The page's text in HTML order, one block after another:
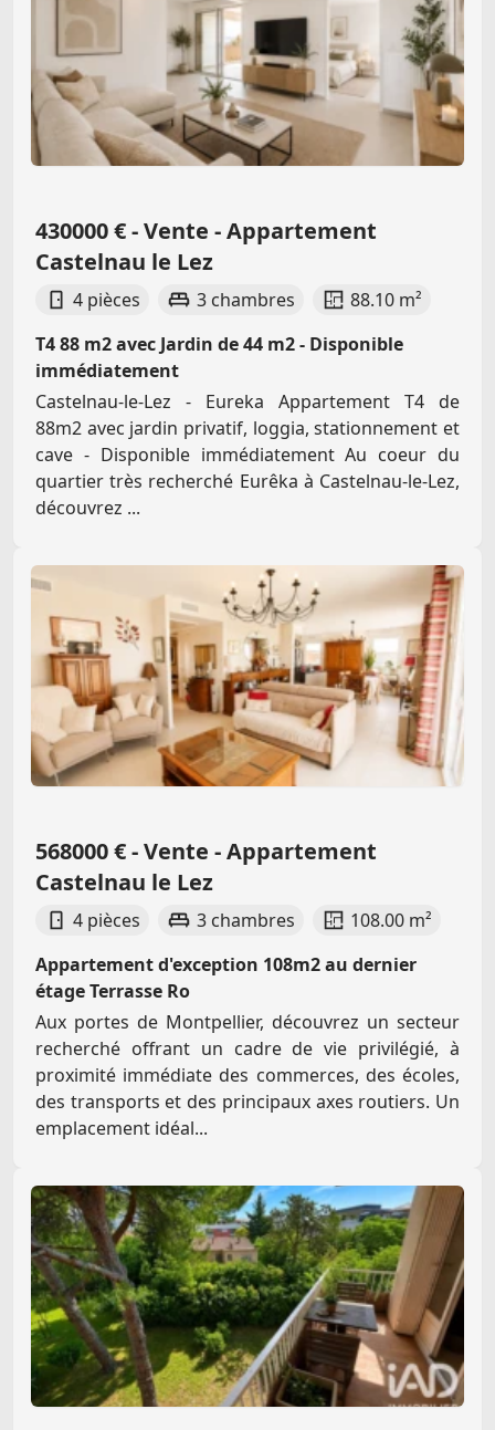
430000 € - Vente - Appartement
Castelnau le Lez
4 pièces 3 chambres
88.10 m²
T4 88 m2 avec Jardin de 44 m2 - Disponible
immédiatement
Castelnau-le-Lez - Eureka Appartement T4 de
88m2 avec jardin privatif, loggia, stationnement et
cave - Disponible immédiatement Au coeur du
quartier très recherché Eurêka à Castelnau-le-Lez,
découvrez ...
568000 € - Vente - Appartement
Castelnau le Lez
4 pièces 3 chambres
108.00 m²
Appartement d'exception 108m2 au dernier
étage Terrasse Ro
Aux portes de Montpellier, découvrez un secteur
recherché offrant un cadre de vie privilégié, à
proximité immédiate des commerces, des écoles,
des transports et des principaux axes routiers. Un
emplacement idéal...